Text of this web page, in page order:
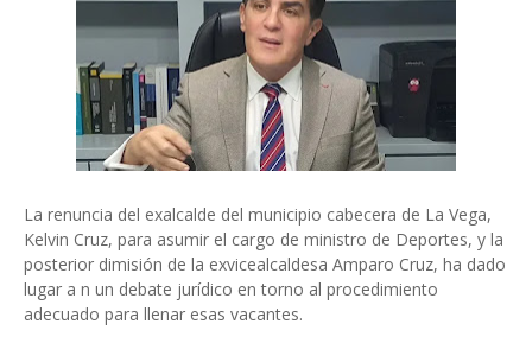
La renuncia del exalcalde del municipio cabecera de La Vega,
Kelvin Cruz, para asumir el cargo de ministro de Deportes, y la
posterior dimisión de la exvicealcaldesa Amparo Cruz, ha dado
lugar a n un debate jurídico en torno al procedimiento
adecuado para llenar esas vacantes.